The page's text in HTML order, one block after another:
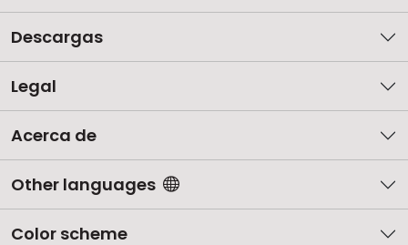
Descargas
Legal
Acerca de
Other languages
Color scheme